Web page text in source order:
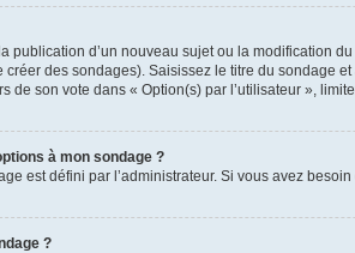
publication d’un nouveau sujet ou la modification
créer des sondages). Saisissez le titre du
de son vote dans « Option(s) par l’utilisateur »,
à mon sondage ?
est défini par l’administrateur. Si vous avez
?